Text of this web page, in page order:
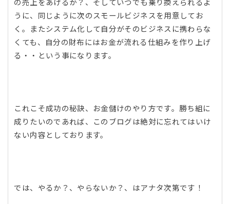
の売上をあげるか？、そしていつでも乗り換えられるよ
うに、同じように次のスモールビジネスを用意してお
く。またシステム化して自分がそのビジネスに携わらな
くても、自分の財布にはお金が流れる仕組みを作り上げ
る・・という事になります。
これこそ成功の秘訣、お金儲けのやり方です。勝ち組に
成りたいのであれば、このブログは絶対に忘れてはいけ
ない内容としております。
では、やるか？、やらないか？、はアナタ次第です！